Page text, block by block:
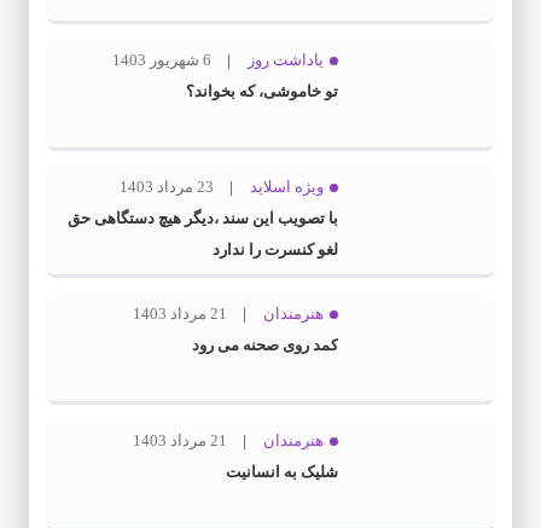
یاداشت روز
6 شهریور 1403
تو خاموشی، که بخواند؟
ویژه اسلاید
23 مرداد 1403
با تصویب این سند ،دیگر هیچ دستگاهی حق
لغو کنسرت را ندارد
هنرمندان
21 مرداد 1403
کمد روی صحنه می رود
هنرمندان
21 مرداد 1403
شلیک به انسانیت